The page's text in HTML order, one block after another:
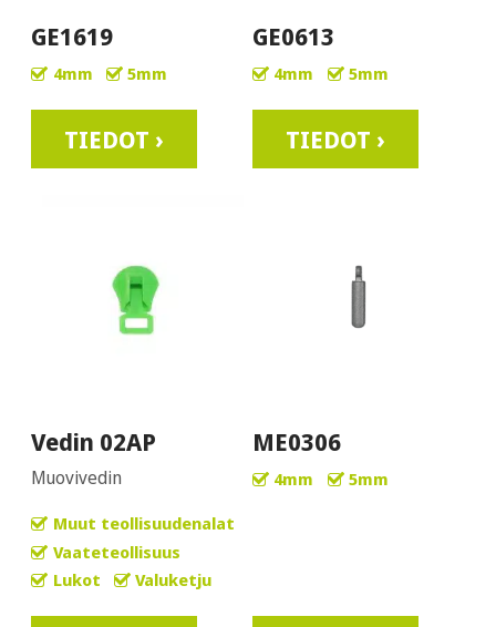
GE1619
4mm 5mm
TIEDOT ›
GE0613
4mm 5mm
TIEDOT ›
Vedin 02AP
Muovivedin
Muut teollisuudenalat
Vaateteollisuus
Lukot
Valuketju
ME0306
4mm 5mm